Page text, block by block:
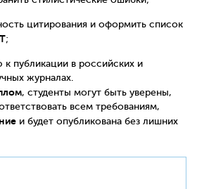
цитирования и оформить список
;
к публикации в российских и
журналах.
, студенты могут быть уверены,
всем требованиям,
и будет опубликована без лишних